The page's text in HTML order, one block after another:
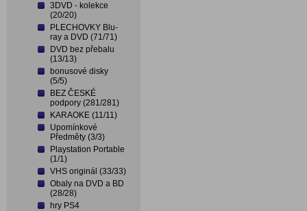
3DVD - kolekce
(20/20)
PLECHOVKY Blu-
ray a DVD (71/71)
DVD bez přebalu
(13/13)
bonusové disky
(5/5)
BEZ ČESKÉ
podpory (281/281)
KARAOKE (11/11)
Upomínkové
Předměty (3/3)
Playstation Portable
(1/1)
VHS originál (33/33)
Obaly na DVD a BD
(28/28)
hry PS4